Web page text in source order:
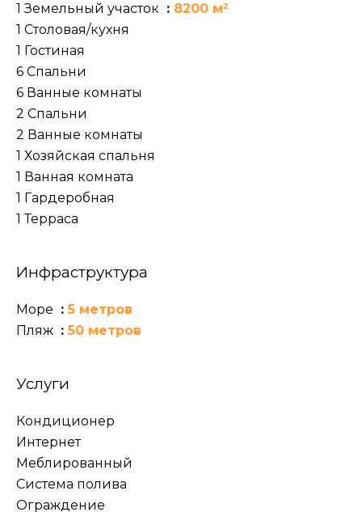
1 Земельный участок
8200 м²
1 Столовая/кухня
1 Гостиная
6 Спальни
6 Ванные комнаты
2 Спальни
2 Ванные комнаты
1 Хозяйская спальня
1 Ванная комната
1 Гардеробная
1 Терраса
Инфраструктура
Море
5 метров
Пляж
50 метров
Услуги
Кондиционер
Интернет
Меблированный
Система полива
Ограждение